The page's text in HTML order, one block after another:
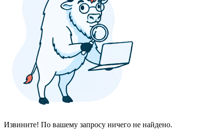
Извините! По вашему запросу ничего не найдено.